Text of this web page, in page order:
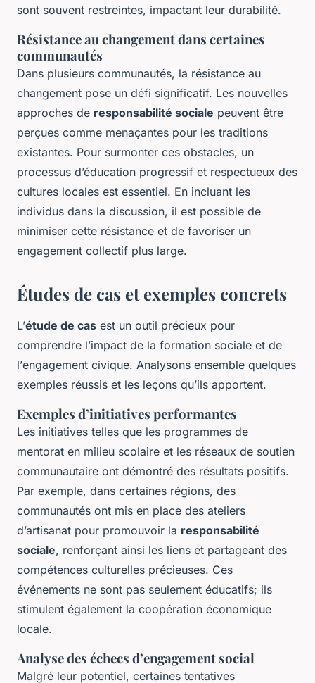
sont souvent restreintes, impactant leur durabilité.
Résistance au changement dans certaines
communautés
Dans plusieurs communautés, la résistance au
changement pose un défi significatif. Les nouvelles
approches de responsabilité sociale peuvent être
perçues comme menaçantes pour les traditions
existantes. Pour surmonter ces obstacles, un
processus d’éducation progressif et respectueux des
cultures locales est essentiel. En incluant les
individus dans la discussion, il est possible de
minimiser cette résistance et de favoriser un
engagement collectif plus large.
Études de cas et exemples concrets
L’étude de cas est un outil précieux pour
comprendre l’impact de la formation sociale et de
l’engagement civique. Analysons ensemble quelques
exemples réussis et les leçons qu’ils apportent.
Exemples d’initiatives performantes
Les initiatives telles que les programmes de
mentorat en milieu scolaire et les réseaux de soutien
communautaire ont démontré des résultats positifs.
Par exemple, dans certaines régions, des
communautés ont mis en place des ateliers
d’artisanat pour promouvoir la responsabilité
sociale, renforçant ainsi les liens et partageant des
compétences culturelles précieuses. Ces
événements ne sont pas seulement éducatifs; ils
stimulent également la coopération économique
locale.
Analyse des échecs d’engagement social
Malgré leur potentiel, certaines tentatives